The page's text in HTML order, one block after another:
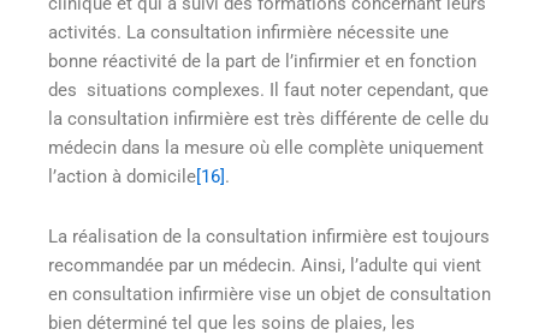
activités. La consultation infirmière nécessite une
bonne réactivité de la part de l’infirmier et en fonction
des situations complexes. Il faut noter cependant, que
la consultation infirmière est très différente de celle du
médecin dans la mesure où elle complète uniquement
l’action à domicile[16].
La réalisation de la consultation infirmière est toujours
recommandée par un médecin. Ainsi, l’adulte qui vient
en consultation infirmière vise un objet de consultation
bien déterminé tel que les soins de plaies, les